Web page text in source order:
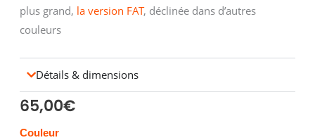
plus grand, la version FAT, déclinée dans d’autres
couleurs
Détails & dimensions
65,00€
Couleur
quantité